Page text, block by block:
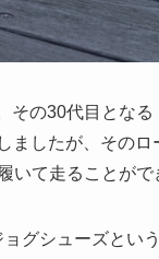
その30代目となる
ましたが、そのロ
いて走ることがで
グシューズとい